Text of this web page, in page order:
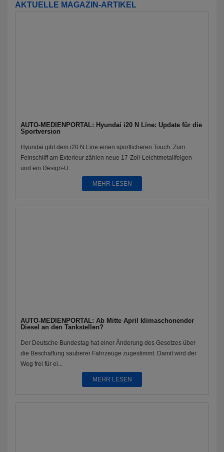
AKTUELLE MAGAZIN-ARTIKEL
AUTO-MEDIENPORTAL: Hyundai i20 N Line: Update für die
Sportversion
Hyundai gibt dem i20 N Line einen sportlicheren Touch. Zum
Feinschliff am Exterieur zählen neue 17-Zoll-Leichtmetallfelgen
und ein Design-U...
MEHR LESEN
AUTO-MEDIENPORTAL: Ab Mitte April klimaschonender
Diesel an den Tankstellen?
Der Deutsche Bundestag hat einer Änderung des Gesetzes über
die Beschaffung sauberer Fahrzeuge zugestimmt. Damit wird der
Weg frei für ei...
MEHR LESEN